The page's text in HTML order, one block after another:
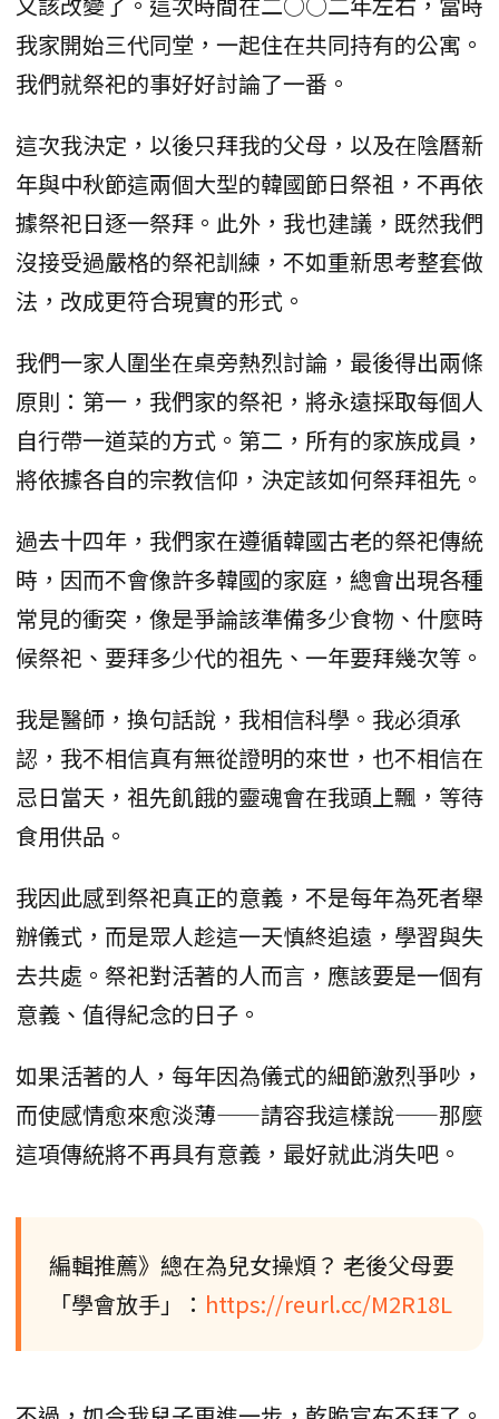
我家開始三代同堂，一起住在共同持有的公寓。
我們就祭祀的事好好討論了一番。
這次我決定，以後只拜我的父母，以及在陰曆新
年與中秋節這兩個大型的韓國節日祭祖，不再依
據祭祀日逐一祭拜。此外，我也建議，既然我們
沒接受過嚴格的祭祀訓練，不如重新思考整套做
法，改成更符合現實的形式。
我們一家人圍坐在桌旁熱烈討論，最後得出兩條
原則：第一，我們家的祭祀，將永遠採取每個人
自行帶一道菜的方式。第二，所有的家族成員，
將依據各自的宗教信仰，決定該如何祭拜祖先。
過去十四年，我們家在遵循韓國古老的祭祀傳統
時，因而不會像許多韓國的家庭，總會出現各種
常見的衝突，像是爭論該準備多少食物、什麼時
候祭祀、要拜多少代的祖先、一年要拜幾次等。
我是醫師，換句話說，我相信科學。我必須承
認，我不相信真有無從證明的來世，也不相信在
忌日當天，祖先飢餓的靈魂會在我頭上飄，等待
食用供品。
我因此感到祭祀真正的意義，不是每年為死者舉
辦儀式，而是眾人趁這一天慎終追遠，學習與失
去共處。祭祀對活著的人而言，應該要是一個有
意義、值得紀念的日子。
如果活著的人，每年因為儀式的細節激烈爭吵，
而使感情愈來愈淡薄——請容我這樣說——那麼
這項傳統將不再具有意義，最好就此消失吧。
編輯推薦》總在為兒女操煩？ 老後父母要
「學會放手」： https://reurl.cc/M2R18L